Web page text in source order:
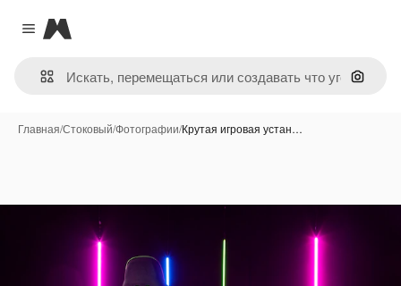
Close menu
Magnific
Поиск
Главная/Стоковый/Фотографии/Крутая игровая устан…